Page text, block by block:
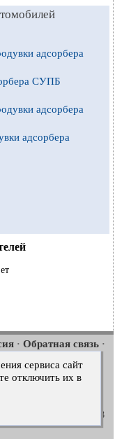
адсорбера
СУПБ
адсорбера
адсорбера
· Обратная связь ·
2018·
2001-2008
сервиса сайт
отключить их в